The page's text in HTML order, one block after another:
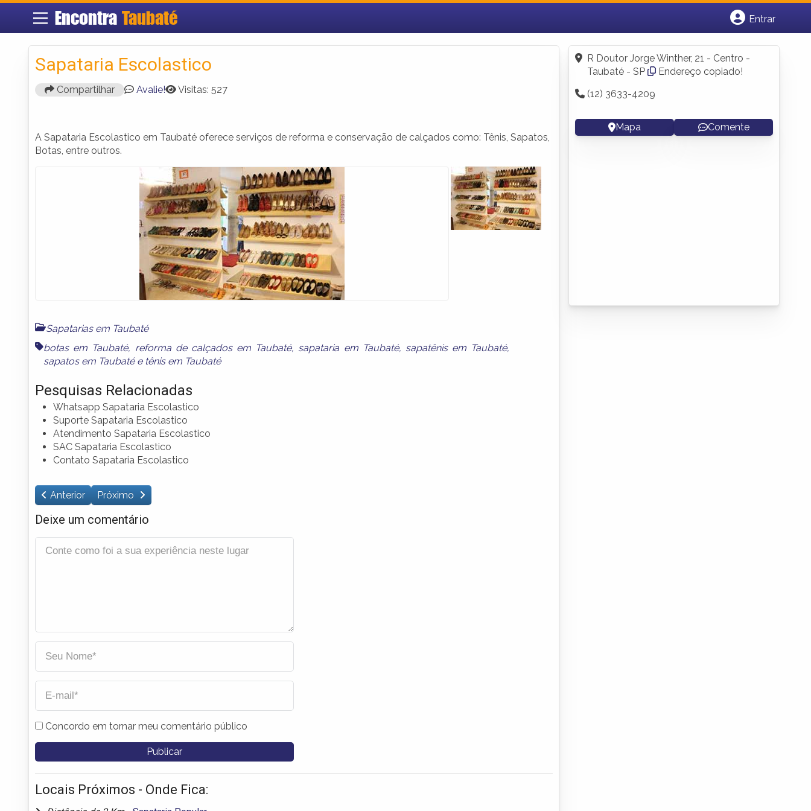
Encontra Taubaté
Entrar
Fazer login
Criar conta
Sapataria Escolastico
Compartilhar Avalie! Visitas: 527
A Sapataria Escolastico em Taubaté oferece serviços de reforma e conservação de calçados como: Tênis, Sapatos,
Botas, entre outros.
Sapatarias em Taubaté
botas em Taubaté, reforma de calçados em Taubaté, sapataria em Taubaté, sapatênis em Taubaté,
sapatos em Taubatée tênis em Taubaté
Pesquisas Relacionadas
Whatsapp Sapataria Escolastico
Suporte Sapataria Escolastico
Atendimento Sapataria Escolastico
SAC Sapataria Escolastico
Contato Sapataria Escolastico
Anterior Próximo
Deixe um comentário
Concordo em tornar meu comentário público
Locais Próximos - Onde Fica:
R Doutor Jorge Winther, 21 - Centro -
Taubaté - SP
Endereço copiado!
(12) 3633-4209
Mapa Comente